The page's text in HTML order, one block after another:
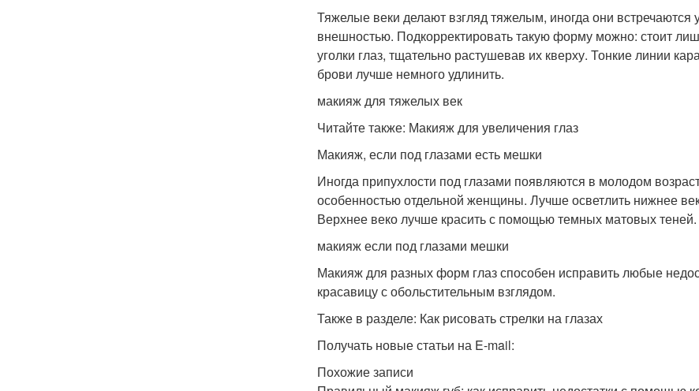
Тяжелые веки делают взгляд тяжелым, иногда они встречаются
внешностью. Подкорректировать такую форму можно: стоит
уголки глаз, тщательно растушевав их кверху. Тонкие линии
брови лучше немного удлинить.
макияж для тяжелых век
Читайте также: Макияж для увеличения глаз
Макияж, если под глазами есть мешки
Иногда припухлости под глазами появляются в молодом
особенностью отдельной женщины. Лучше осветлить нижнее
Верхнее веко лучше красить с помощью темных матовых теней.
макияж если под глазами мешки
Макияж для разных форм глаз способен исправить любые
красавицу с обольстительным взглядом.
Также в разделе: Как рисовать стрелки на глазах
Получать новые статьи на E-mail:
Похожие записи